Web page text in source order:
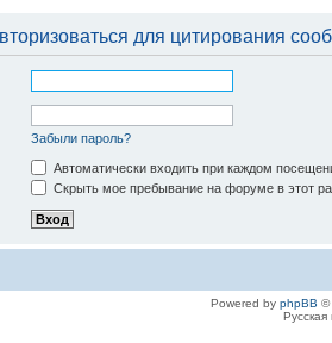
для цитирования
Забыли пароль?
Автоматически входить при каждом
Скрыть мое пребывание на форуме в этот
Powered by phpBB ©